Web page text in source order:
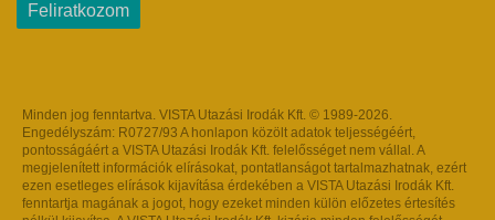
Feliratkozom
Minden jog fenntartva. VISTA Utazási Irodák Kft. © 1989-2026.
Engedélyszám: R0727/93 A honlapon közölt adatok teljességéért,
pontosságáért a VISTA Utazási Irodák Kft. felelősséget nem vállal. A
megjelenített információk elírásokat, pontatlanságot tartalmazhatnak, ezért
ezen esetleges elírások kijavítása érdekében a VISTA Utazási Irodák Kft.
fenntartja magának a jogot, hogy ezeket minden külön előzetes értesítés